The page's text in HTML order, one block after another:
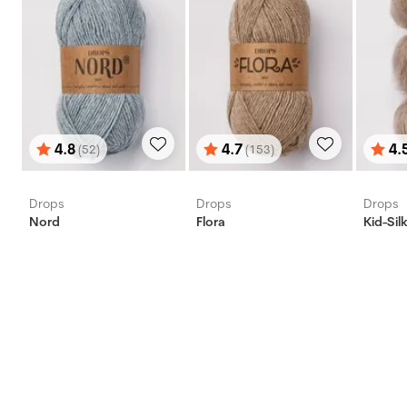
Betyg:
4.8(52)
utav 5 stjärnor
Drops
Nord
Betyg:
4.7(153)
utav 5 stjärnor
Drops
Flora
utav
Drops
Kid-Silk